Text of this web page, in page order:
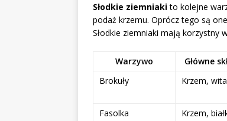
Słodkie ziemniakito kolejne
podaż krzemu. Oprócz tego są
Słodkie ziemniaki mają korzystny
Warzywo Główne
Brokuły
Krzem,
Fasolka
Krzem,